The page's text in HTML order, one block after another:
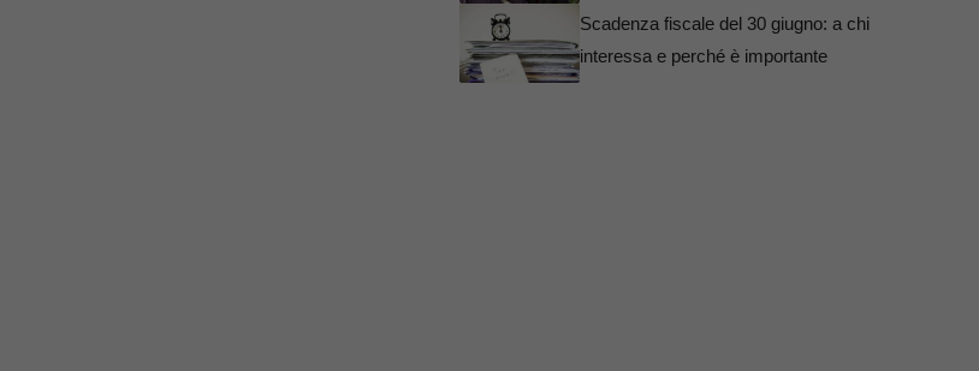
Scadenza fiscale del 30 giugno: a chi
interessa e perché è importante